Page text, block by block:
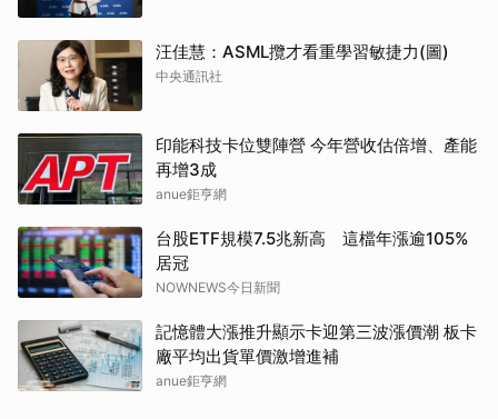
汪佳慧：ASML攬才看重學習敏捷力(圖)
中央通訊社
印能科技卡位雙陣營 今年營收估倍增、產能
再增3成
anue鉅亨網
台股ETF規模7.5兆新高 這檔年漲逾105%
居冠
NOWNEWS今日新聞
記憶體大漲推升顯示卡迎第三波漲價潮 板卡
廠平均出貨單價激增進補
anue鉅亨網